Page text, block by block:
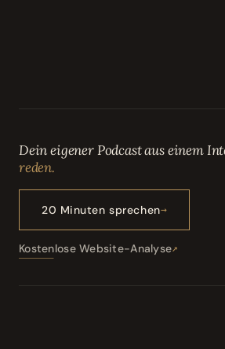
Dein eigener Podcast aus einem
reden.
20 Minuten sprechen
Kostenlose Website-Analyse